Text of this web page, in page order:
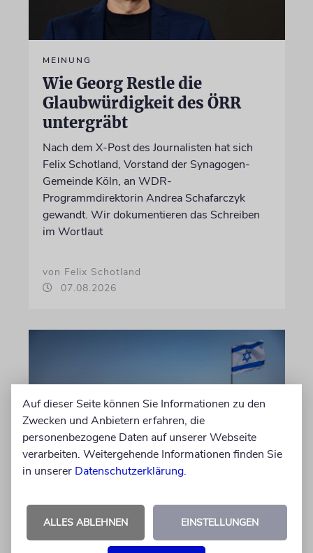
MEINUNG
Wie Georg Restle die
Glaubwürdigkeit des ÖRR
untergräbt
Nach dem X-Post des Journalisten hat sich
Felix Schotland, Vorstand der Synagogen-
Gemeinde Köln, an WDR-
Programmdirektorin Andrea Schafarczyk
gewandt. Wir dokumentieren das Schreiben
im Wortlaut
von Felix Schotland
07.08.2026
JUSTIZ
Israelischer Siedler wegen
Tötung eines Palästinensers
angeklagt
Auf dieser Seite können Sie Informationen zu den
Zwecken und Anbietern erfahren, die
personenbezogene Daten auf unserer Webseite
verarbeiten. Weitergehende Informationen finden Sie
in unserer Datenschutzerklärung.
ALLES ABLEHNEN EINSTELLUNGEN